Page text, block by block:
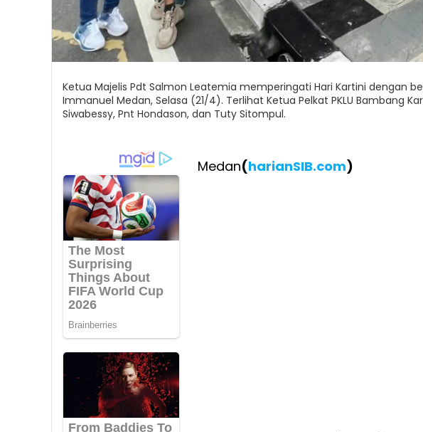
Ketua Majelis Pdt Salmon Leatemia memperingati Hari Kartini dengan
Immanuel Medan, Selasa (21/4). Terlihat Ketua Pelkat PKLU Bambang
Siwabessy, Pnt Hondason, dan Tuty Sitompul.
Medan(harianSIB.com)